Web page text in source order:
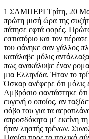
1 ΣΑΜΠΕΡΙ Τρίτη, 20 Μαΐου του 2003, στις 11:48 Μέσα στην πρώτη μισή ώρα της συζήτησης με τον Όσκαρ, ο Αμβρόσιο την πάτησε εφτά φορές. Πρώτα, όταν τον είδε να μπαίνει στο βαγόνι-εστιατόριο και τον πέρασε για Ιταλό του νότου, ενώ λίγο αργότερα του φάνηκε σαν γάλλος πλεϊμπόι. Έσφαλλε και τις δύο φορές. Το κατάλαβε μόλις αντάλλαξαν τις πρώτες φράσεις. Ύστερα, νόμισε πως ανακάλυψε έναν ρομαντικό «Λόρδο Βύρωνα» ερωτευμένο με μια Ελληνίδα. Ήταν το τρίτο και τέταρτο λάθος. Αργότερα, όταν ο Όσκαρ ανέφερε ότι μόλις είχε εισπράξει μια κληρονομιά, ο Αμβρόσιο φαντάστηκε ότι είχε μπροστά του έναν ευκατάστατο ευγενή ο οποίος, αν ταξίδευε με τρένο, μάλλον οφειλόταν στο φόβο του για τα αεροπλάνα. Και τελικά, όταν τον είδε να κατεβαίνει απροσδόκητα μʼ εκείνη τη βαριά βαλίτσα, φοβήθηκε ότι μπορεί να ήταν ληστής τρένων. Συνολικά, εφτά λανθασμένες εικασίες. Από το Παρίσι προς τα ιταλικά σύνορα, τα τρένα υψηλής ταχύτητας σταματούν μονάχα στο Σαμπερί και στο Σεν Ζαν ντε Μοριέν. Προτού, όμως, απολαύσει τον ορεινό όγκο του Jura ή αναπολήσει τον άθλο του Αννίβα να διασχίζει τις απόκρημνες Άλπεις με τους ελέφαντές του, ο επιβάτης πρέπει να υποστεί τις μονότονες κοιλάδες όπου ρέουν ο Λίγηρας, ο Σον και ο Ροδανός. «Ανιαρό σαν την επαρχία του Μπουένος Άιρες» συλλογίστηκε ο Αμβρόσιο. Η γαλλική ύπαιθρος, νοτίως του Παρισιού, κάτω από τον συννεφιασμένο ουρανό με τη γκρίζα ψιχάλα, μέσα από το βαγόνι του «Τρένου Μεγάλης Ταχύτητας» (ή TGV), σου φέρνει υπνηλία, κακοκεφιά και συχνά —όπως στην περίπτωση του Αμβρόσιο—, διάθεση για φαγητό και ποτό λόγω ανίας. Τοπίο, δεν υπάρχει. Προπαντός για έναν χοντρό ύψους ένα και ογδόντα πέντε. Διότι, όπως καθόταν μπροστά στο ανοιχτό παράθυρο, τα μάτια του Αμβρόσιο έπεφταν ακριβώς στο ύψος της οριζόντιας επιχρωμιωμένης μπάρας που χωρίζει τα δύο κρύσταλλα. Για να θαυμάσει το εξωτερικό αναγκαζόταν να τεντωθεί πολύ ώστε να κοιτάζει από επάνω, ή να τυραννάει την κοιλιά και το σβέρκο του σκύβοντας κάτω από την μπάρα. Ακόμα κι έτσι, το φαράγγι όπου έτρεχαν κρυμμένα σχεδόν τα βαγόνια του TGV, επιτρέπει να δεις τον ουρανό και τις φευγαλέες κατωφέρειές του μόνο από κάτω. Από την άλλη πλευρά, η «μεγάλη ταχύτητα» δεν σου έδινε χρόνο να διαβάσεις τις ταμπέλες στους σταθμούς, έστω για να σπάσεις την πλήξη αναζητώντας τα ονόματα στο χάρτη. Και τα νευρωτικά άτομα που έχουν συνηθίσει να διαβάζουν με ησυχία, ούτε στα βιβλία δεν μπορούσαν να βρουν καταφύγιο. Στην τρίτη σελίδα, ο Αμβρόσιο έκλεισε το δικό του. Του αποσπούσε συνεχώς την προσοχή το ασταθές πήγαινʼ-έλα των επιβατών στο διάδρομο, που ακουμπούσαν στον αγκώνα του. Κι ένας χοντρός 130 κιλά δεν έχει τρόπο να μαζέψει τον αγκώνα του μέσα. Επίσης, τον αποσπούσε ένα διαπεραστικό σφύριγμα και το επίμονο βουητό του αέρα όταν περνούσαν από τις σήραγγες. Αδύνατον να διαβάσεις. Μια κοπέλα, υπάλληλος του γαλλικού δικτύου σιδηροδρόμων, πλησίασε για να του ζητήσει να συμμετέχει σε μια έρευνα και να πει την άποψή του για εκείνο το ταξίδι. Ο Αμβρόσιο δήλωσε μονάχα: «Το ταξίδι είναι βαρετό και με παχαίνει. Ποτέ δεν θα ξαναπάρω TGV στη ζωή μου. Προτιμώ την άμαξα ή το αεροπλάνο.» Η ερευνήτρια κράτησε μια σημείωση και χαμογέλασε με κατανόηση. «Je vous remercie de votre sincérité, Monsieur.» Κι όταν ήταν με το χέρι στην πόρτα, στράφηκε για να του χαμογελάσει άλλη μια φορά. Ύστερα από δύο ώρες ταξίδι, ο χοντρός ήταν ο μοναδικός επιβάτης που της έδωσε μία απάντηση ειλικρινέστατη και διασκεδαστική. Ο Αμβρόσιο της ανταπάντησε μʼ ένα εχθρικό βλέμμα, δίχως να καταλάβει ότι η κοπέλα τον ευχαριστούσε για την πρέζα αλάτι που έβαλε σʼ εκείνη την άνοστη δουλειά της. Μόλις έφυγε η ερευνήτρια, μπήκε στο βαγόνι ένας άντρας. Πίσω του ακούστηκε ο βρόντος της συρόμενης πόρτας. Ο άντρας τράβηξε πάνω του πολλά επιτιμητικά βλέμματα. Το τρένο βρισκόταν σʼ ένα σημείο της διαδρομής με πολλές στροφές και ήταν δύσκολο να βαδίσεις στους διαδρόμους. Ωστόσο, με τις πιρουέτες και τις γκριμάτσες του τύπου που προχωρούσε σαν τον Τσάρλι Τσάπλιν προσπαθώντας να ισορροπήσει, ο εκνευρισμός των επιβατών που έτρωγαν ή ­διάβαζαν και ενοχλήθηκαν από το βρόντο της πόρτας, μετατράπηκε σε χαμόγελα. Αν